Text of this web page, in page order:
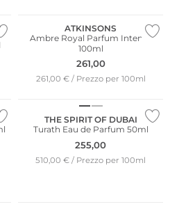
ATKINSONS
Ambre Royal Parfum Intense
100ml
261,00
261,00 € / Prezzo per 100ml
THE SPIRIT OF DUBAI
Turath Eau de Parfum 50ml
255,00
510,00 € / Prezzo per 100ml